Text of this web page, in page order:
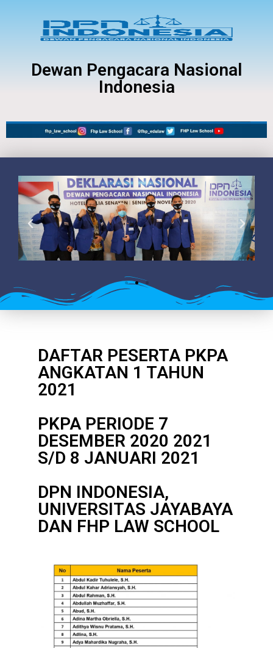
Dewan Pengacara Nasional
Indonesia
DAFTAR PESERTA PKPA
ANGKATAN 1 TAHUN
2021
PKPA PERIODE 7
DESEMBER 2020 2021
S/D 8 JANUARI 2021
DPN INDONESIA,
UNIVERSITAS JAYABAYA
DAN FHP LAW SCHOOL